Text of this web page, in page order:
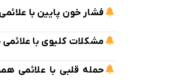
فشار خون پایین با
مشکلات کلیوی با
حمله قلبی با علائمی